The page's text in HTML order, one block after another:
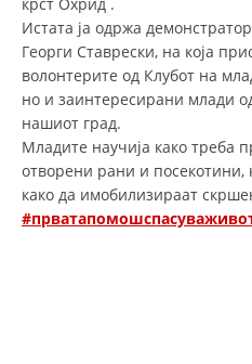
ЗАКОН
СТАТУТ
Истата ја одржа
Георги Ставрески, на која
волонтерите од Клубот на
но и заинтересирани млади
нашиот град.
Младите научија како треба
отворени рани и посекотини,
како да имобилизираат